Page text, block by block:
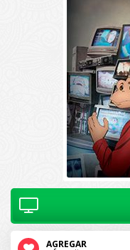
AGREGAR